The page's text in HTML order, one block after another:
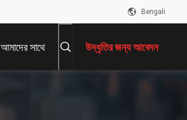
Bengali
আমাদের সাথে উদ্ধৃতির জন্য আবেদন